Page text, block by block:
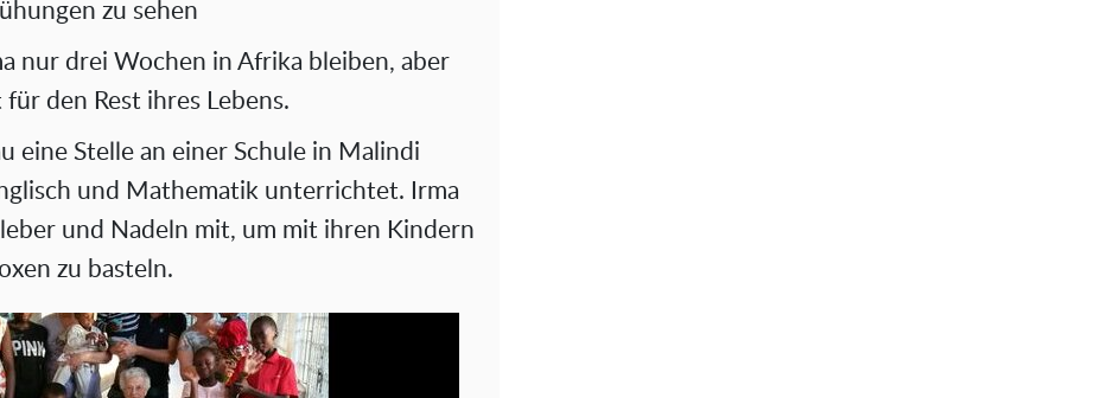
zu sehen
nur drei Wochen in Afrika bleiben, aber
den Rest ihres Lebens.
eine Stelle an einer Schule in Malindi
und Mathematik unterrichtet. Irma
und Nadeln mit, um mit ihren Kindern
zu basteln.